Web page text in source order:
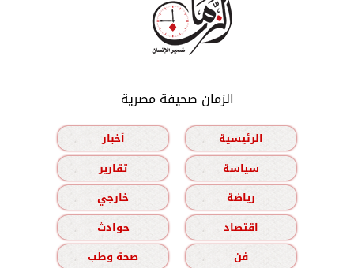
الزمان صحيفة مصرية
الرئيسية
أخبار
سياسة
تقارير
رياضة
خارجي
اقتصاد
حوادث
فن
صحة وطب